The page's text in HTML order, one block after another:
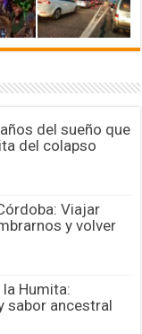
del sueño que
del colapso
Viajar
y volver
Humita:
sabor ancestral